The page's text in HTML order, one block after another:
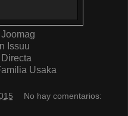
Issuu
Usaka
No hay comentarios: